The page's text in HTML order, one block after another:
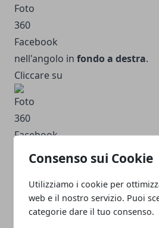
Consenso sui Cookie
Utilizziamo i cookie per
web e il nostro servizio. Puoi
categorie dare il tuo consenso.
nell'angolo in fondo a destra.
Cliccare su
come foto a 360 gradi.
Clicca su Salva.
A questo punto è chiaro come